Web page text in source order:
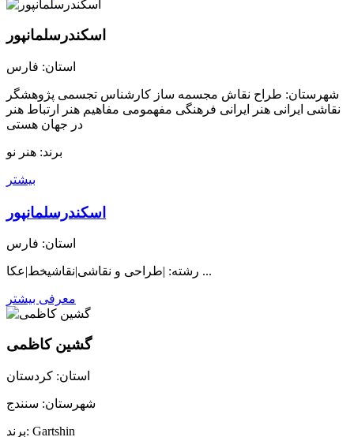
اسکندرسلمانپور
استان: فارس
شهرستان: طراح نقاش مجسمه ساز کارشناس تجسمی پژوهشگر
نقاشی ایرانی هنر ایرانی فرهنگی مفهمومی مفاهیم هنر ارتباط هنر
در جهان هستی
برند: هنر نو
بیشتر
اسکندرسلمانپور
استان: فارس
رشته: |طراحی و نقاشی|نقاشیخط|عکا ...
معرفی بیشتر
گشین کاظمی
استان: کردستان
شهرستان: سنندج
برند: Gartshin